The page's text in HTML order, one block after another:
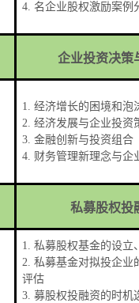
4. 名企业股权激励案例
企业投资决策
1. 经济增长的困境和泡
2. 经济发展与企业投资
3. 金融创新与投资组合
4. 财务管理新理念与企
私募股权投
1. 私募股权基金的设立
2. 私募基金对拟投企业
评估
3. 募股权投融资的时机